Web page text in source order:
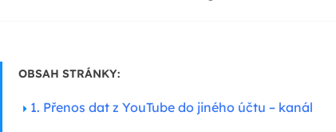
OBSAH STRÁNKY:
1. Přenos dat z YouTube do jiného účtu – kanál